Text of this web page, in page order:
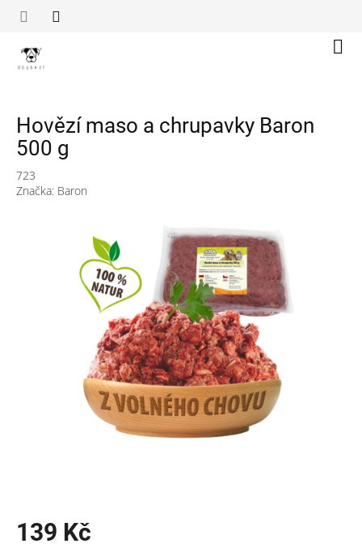
Hovězí maso a chrupavky Baron
500 g
723
Značka: Baron
139 Kč